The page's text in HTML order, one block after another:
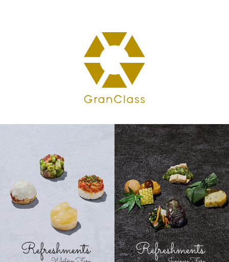
予約方法
車内サービス
インテリア
シート
リフレッシュメント(軽いお食事)･お飲み物
GranClassを予約する